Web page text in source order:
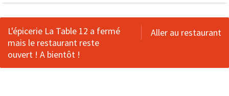
Aller au restaurant
L'épicerie La Table 12 a fermé
mais le restaurant reste
ouvert ! A bientôt !